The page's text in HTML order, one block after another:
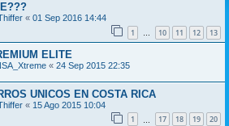
« 01 Sep 2016 14:44
1 … 10 11 12 13
ELITE
« 24 Sep 2015 22:35
UNICOS EN COSTA RICA
« 15 Ago 2015 10:04
1 17 18 19 20